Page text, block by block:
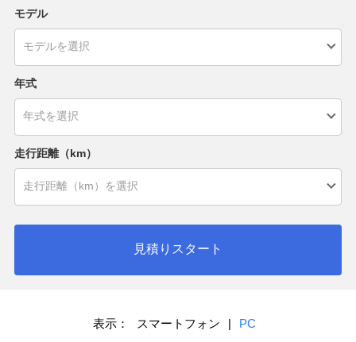
モデル
年式
走行距離（km）
見積りスタート
表示： スマートフォン | PC